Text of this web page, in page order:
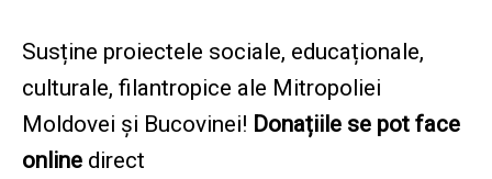
Susține proiectele sociale, educaționale,
culturale, filantropice ale Mitropoliei
Moldovei și Bucovinei! Donațiile se pot face
online direct